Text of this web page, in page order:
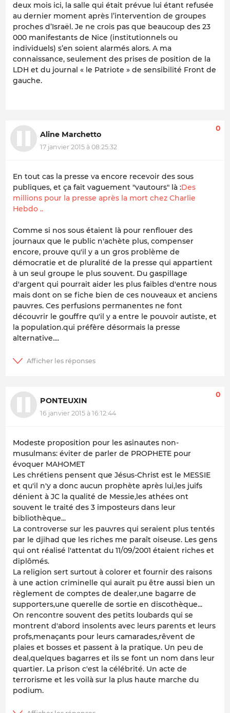
deux mois ici, la salle qui était prévue lui étant refusée
au dernier moment après l’intervention de groupes
proches d’Israël. Je ne crois pas que beaucoup des 23
000 manifestants de Nice (institutionnels ou
individuels) s’en soient alarmés alors. A ma
connaissance, seulement des prises de position de la
LDH et du journal « le Patriote » de sensibilité Front de
gauche.
Aline Marchetto
17 janvier 2015 à 08:25:32
0
En tout cas la presse va encore recevoir des sous
publiques, et ça fait vaguement "vautours" là :Des
millions pour la presse après la mort chez Charlie
Hebdo ..
Comme si nos sous étaient là pour renflouer des
journaux que le public n'achète plus, compenser
encore, prouve qu'il y a un gros problème de
démocratie et de pluralité de la presse qui appartient
à un seul groupe le plus souvent. Du gaspillage
d'argent qui pourrait aider les plus faibles d'entre nous
mais dont on se fiche bien de ces nouveaux et anciens
pauvres. Ces perfusions permanentes ne font
découvrir le gouffre qu'il y a entre le pouvoir autiste, et
la population.qui préfère désormais la presse
alternative....
PONTEUXIN
16 janvier 2015 à 16:12:44
0
Modeste proposition pour les asinautes non-
musulmans: éviter de parler de PROPHETE pour
évoquer MAHOMET
Les chrétiens pensent que Jésus-Christ est le MESSIE
et qu'il n'y a donc aucun prophète après lui,les juifs
dénient à JC la qualité de Messie,les athées ont
souvent le traité des 3 imposteurs dans leur
bibliothèque...
La controverse sur les pauvres qui seraient plus tentés
par le djihad que les riches me paraît oiseuse. Les gens
qui ont réalisé l'attentat du 11/09/2001 étaient riches et
diplômés.
La religion sert surtout à colorer et fournir des raisons
à une action criminelle qui aurait pu être aussi bien un
règlement de comptes de dealer,une bagarre de
supporters,une querelle de sortie en discothèque...
On rencontre souvent des petits loubards qui se
montrent d'abord insolents avec leurs parents et leurs
profs,menaçants pour leurs camarades,rêvent de
plaies et bosses et passent à la pratique. Un peu de
deal,quelques bagarres et ils se font un nom dans leur
quartier. La prison c'est la célébrité. Un acte de
terrorisme et les voilà sur la plus haute marche du
podium.